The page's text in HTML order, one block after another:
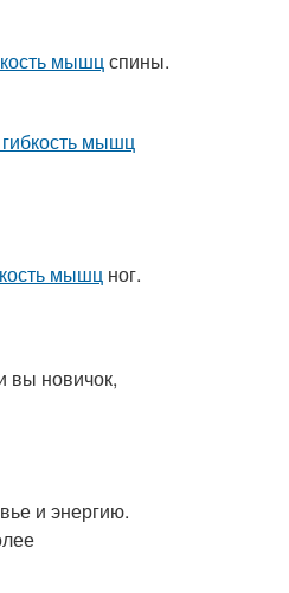
мышцспины.
мышц
мышц ног.
вы новичок,
и энергию.